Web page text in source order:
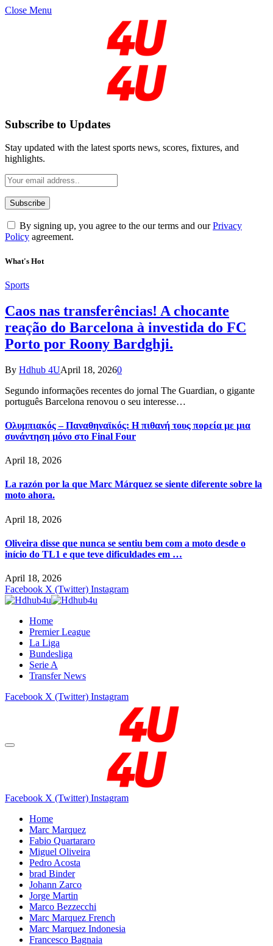
Close Menu
Subscribe to Updates
Stay updated with the latest sports news, scores, fixtures, and
highlights.
By signing up, you agree to the our terms and ourPrivacy
Policy agreement.
What's Hot
Sports
Caos nas transferências! A chocante
reação do Barcelona à investida do FC
Porto por Roony Bardghji.
By Hdhub 4UApril 18, 20260
Segundo informações recentes do jornal The Guardian, o gigante
português Barcelona renovou o seu interesse…
Ολυμπιακός – Παναθηναϊκός: Η πιθανή τους πορεία με μια
συνάντηση μόνο στο Final Four
April 18, 2026
La razón por la que Marc Márquez se siente diferente sobre la
moto ahora.
April 18, 2026
Oliveira disse que nunca se sentiu bem com a moto desde o
início do TL1 e que teve dificuldades em …
April 18, 2026
Facebook X (Twitter) Instagram
Home
Premier League
La Liga
Bundesliga
Serie A
Transfer News
Facebook X (Twitter) Instagram
Facebook X (Twitter) Instagram
Home
Marc Marquez
Fabio Quartararo
Miguel Oliveira
Pedro Acosta
brad Binder
Johann Zarco
Jorge Martin
Marco Bezzecchi
Marc Marquez French
Marc Marquez Indonesia
Francesco Bagnaia